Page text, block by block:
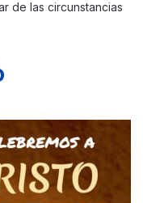
de las circunstancias